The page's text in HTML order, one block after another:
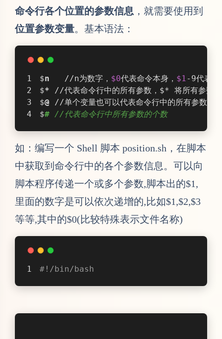
命令行各个位置的参数信息 ，就需要使用到
位置参数变量。基本语法：
$n
   //n为数字，
$0代表命令本身， $1-9代表第
$* //代表命令行中的所有参数，$* 将所有参数
$@ //单个变量也可以代表命令行中的所有参数，
$# //代表命令行中所有参数的个数
如：编写一个 Shell 脚本 position.sh，在脚本
中获取到命令行中的各个参数信息。可以向
脚本程序传递一个或多个参数,脚本出的$1,
里面的数字是可以依次递增的,比如$1,$2,$3
等等,其中的$0(比较特殊表示文件名称)
#!/bin/bash